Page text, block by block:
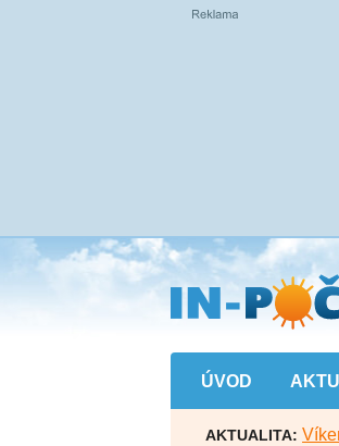
Přejít
na
hlavní
obsah
ÚVOD
AKTUALITA: